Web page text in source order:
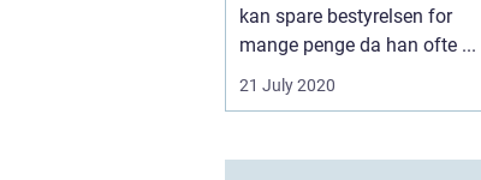
kan spare bestyrelsen for
mange penge da han ofte ...
21 July 2020